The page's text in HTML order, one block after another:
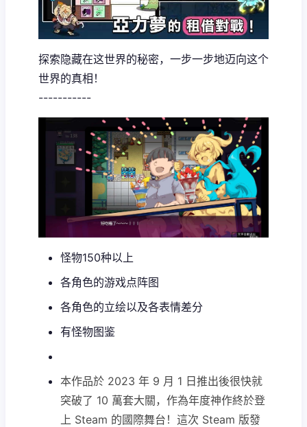
探索隐藏在这世界的秘密，一步一步地迈向这个
世界的真相！
-----------
怪物150种以上
各角色的游戏点阵图
各角色的立绘以及各表情差分
有怪物图鉴
本作品於 2023 年 9 月 1 日推出後很快就
突破了 10 萬套大關，作為年度神作終於登
上 Steam 的國際舞台！這次 Steam 版發